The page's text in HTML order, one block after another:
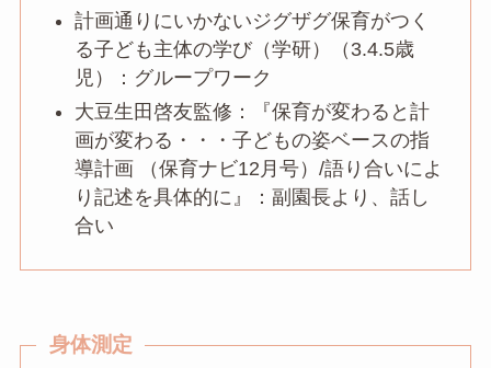
計画通りにいかないジグザグ保育がつく
る子ども主体の学び（学研）（3.4.5歳
児）：グループワーク
大豆生田啓友監修：『保育が変わると計
画が変わる・・・子どもの姿ベースの指
導計画 （保育ナビ12月号）/語り合いによ
り記述を具体的に』：副園長より、話し
合い
身体測定